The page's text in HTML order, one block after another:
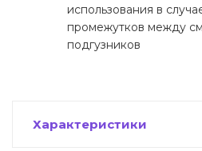
использования в
промежутков между
подгузников
Характеристики